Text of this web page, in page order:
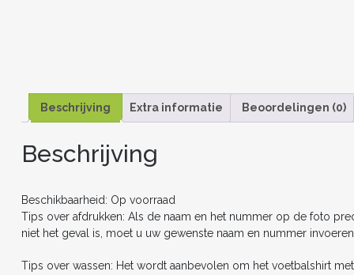
Beschrijving Extra informatie Beoordelingen (0)
Beschrijving
Beschikbaarheid: Op voorraad
Tips over afdrukken: Als de naam en het nummer op de foto
niet het geval is, moet u uw gewenste naam en nummer
Tips over wassen: Het wordt aanbevolen om het voetbalshirt